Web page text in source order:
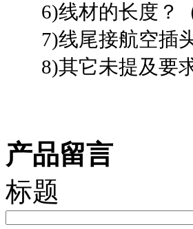
6)线材的长度？（
7)线尾接航空插
8)其它未提及要
产品留言
标题